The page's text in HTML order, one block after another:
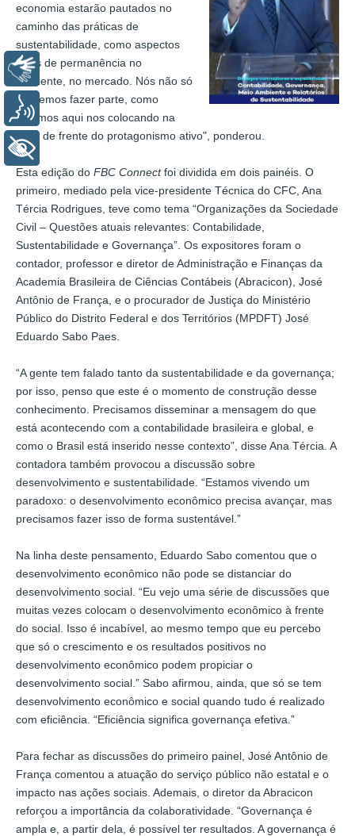
economia estarão pautados no
caminho das práticas de
sustentabilidade, como aspectos
vitais de permanência no
ambiente, no mercado. Nós não só
queremos fazer parte, como
estamos aqui nos colocando na
linha de frente do protagonismo ativo", ponderou.
Esta edição do FBC Connectfoi dividida em dois painéis. O
primeiro, mediado pela vice-presidente Técnica do CFC, Ana
Tércia Rodrigues, teve como tema “Organizações da Sociedade
Civil – Questões atuais relevantes: Contabilidade,
Sustentabilidade e Governança”. Os expositores foram o
contador, professor e diretor de Administração e Finanças da
Academia Brasileira de Ciências Contábeis (Abracicon), José
Antônio de França, e o procurador de Justiça do Ministério
Público do Distrito Federal e dos Territórios (MPDFT) José
Eduardo Sabo Paes.
“A gente tem falado tanto da sustentabilidade e da governança;
por isso, penso que este é o momento de construção desse
conhecimento. Precisamos disseminar a mensagem do que
está acontecendo com a contabilidade brasileira e global, e
como o Brasil está inserido nesse contexto”, disse Ana Tércia. A
contadora também provocou a discussão sobre
desenvolvimento e sustentabilidade. “Estamos vivendo um
paradoxo: o desenvolvimento econômico precisa avançar, mas
precisamos fazer isso de forma sustentável.”
Na linha deste pensamento, Eduardo Sabo comentou que o
desenvolvimento econômico não pode se distanciar do
desenvolvimento social. “Eu vejo uma série de discussões que
muitas vezes colocam o desenvolvimento econômico à frente
do social. Isso é incabível, ao mesmo tempo que eu percebo
que só o crescimento e os resultados positivos no
desenvolvimento econômico podem propiciar o
desenvolvimento social.” Sabo afirmou, ainda, que só se tem
desenvolvimento econômico e social quando tudo é realizado
com eficiência. “Eficiência significa governança efetiva.”
Para fechar as discussões do primeiro painel, José Antônio de
França comentou a atuação do serviço público não estatal e o
impacto nas ações sociais. Ademais, o diretor da Abracicon
reforçou a importância da colaboratividade. “Governança é
ampla e, a partir dela, é possível ter resultados. A governança é
Libras